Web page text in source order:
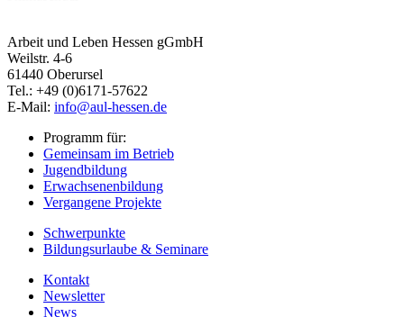
Arbeit und Leben Hessen gGmbH
Weilstr. 4-6
61440 Oberursel
Tel.: +49 (0)6171-57622
E-Mail: info@aul-hessen.de
Programm für:
Gemeinsam im Betrieb
Jugendbildung
Erwachsenenbildung
Vergangene Projekte
Schwerpunkte
Bildungsurlaube & Seminare
Kontakt
Newsletter
News